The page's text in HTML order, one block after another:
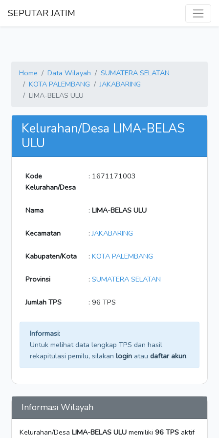
SEPUTAR JATIM
Home Data Wilayah
SUMATERA SELATAN
KOTA PALEMBANG
JAKABARING
LIMA-BELAS ULU
Kelurahan/Desa LIMA-BELAS
ULU
Kode
Kelurahan/Desa
: 1671171003
Nama : LIMA-BELAS ULU
Kecamatan :JAKABARING
Kabupaten/Kota : KOTA PALEMBANG
Provinsi : SUMATERA SELATAN
Jumlah TPS : 96 TPS
Informasi:
Untuk melihat data lengkap TPS dan hasil
rekapitulasi pemilu, silakan login atau daftar akun.
Informasi Wilayah
Kelurahan/Desa LIMA-BELAS ULU memiliki 96 TPS aktif